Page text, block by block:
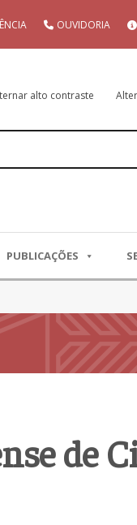
OUVIDORIA
alto contraste
PUBLICAÇÕES
de